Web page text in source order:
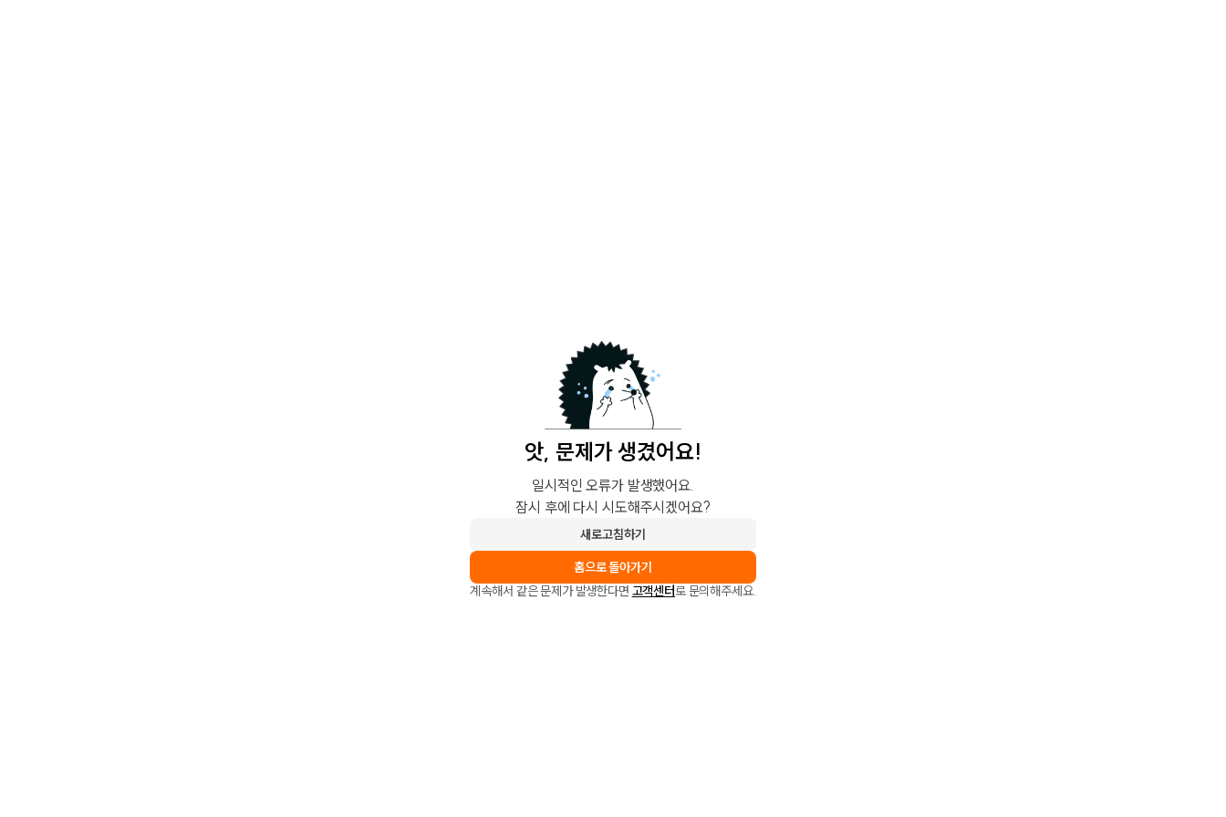
앗, 문제가 생겼어요!
일시적인 오류가 발생했어요.
잠시 후에 다시 시도해주시겠어요?
새로고침하기
홈으로 돌아가기
계속해서 같은 문제가 발생한다면 고객센터로 문의해주세요.